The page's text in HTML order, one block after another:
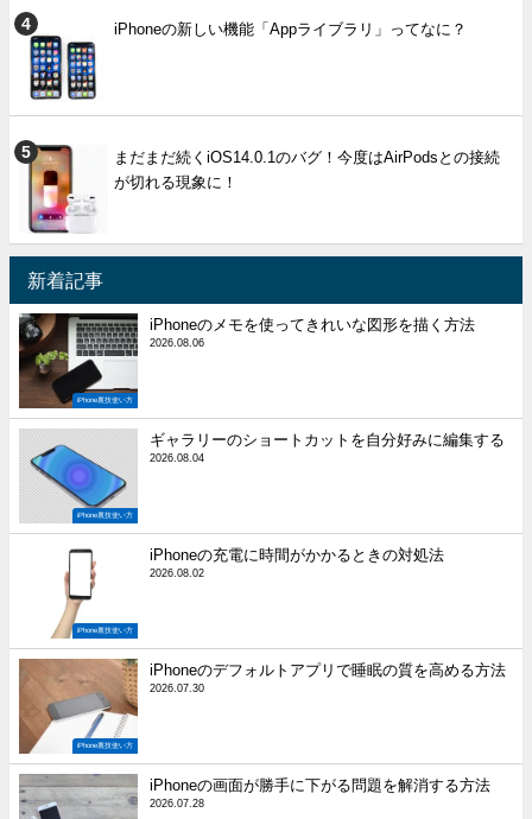
iPhoneの新しい機能「Appライブラリ」ってなに？
まだまだ続くiOS14.0.1のバグ！今度はAirPodsとの接続
が切れる現象に！
新着記事
iPhone裏技使い方
iPhoneのメモを使ってきれいな図形を描く方法
2026.08.06
iPhone裏技使い方
ギャラリーのショートカットを自分好みに編集する
2026.08.04
iPhone裏技使い方
iPhoneの充電に時間がかかるときの対処法
2026.08.02
iPhone裏技使い方
iPhoneのデフォルトアプリで睡眠の質を高める方法
2026.07.30
iPhoneの画面が勝手に下がる問題を解消する方法
2026.07.28